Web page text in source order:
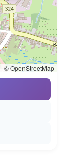
| © OpenStreetMap